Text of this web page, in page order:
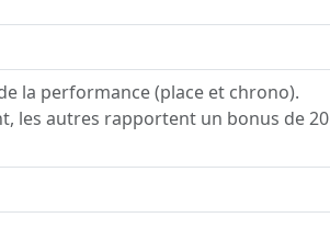
la performance (place et chrono).
les autres rapportent un bonus de 20